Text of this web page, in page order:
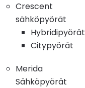
Crescent
sähköpyörät
Hybridipyörät
Citypyörät
Merida
Sähköpyörät